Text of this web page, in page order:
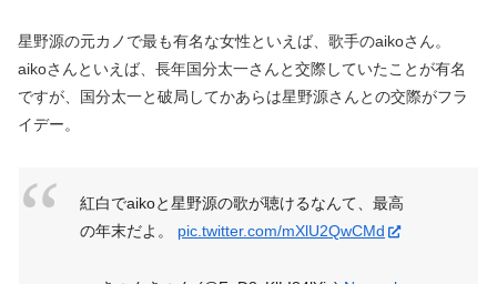
星野源の元カノで最も有名な女性といえば、歌手のaikoさん。
aikoさんといえば、長年国分太一さんと交際していたことが有名
ですが、国分太一と破局してかあらは星野源さんとの交際がフラ
イデー。
紅白でaikoと星野源の歌が聴けるなんて、最高
の年末だよ。 pic.twitter.com/mXlU2QwCMd